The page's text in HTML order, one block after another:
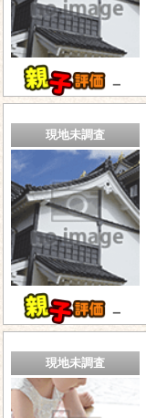
－
現地未調査
－
現地未調査